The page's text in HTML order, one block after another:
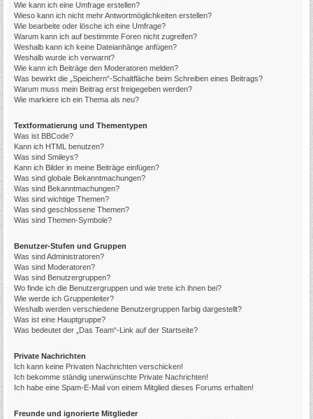
Wie kann ich eine Umfrage erstellen?
Wieso kann ich nicht mehr Antwortmöglichkeiten erstellen?
Wie bearbeite oder lösche ich eine Umfrage?
Warum kann ich auf bestimmte Foren nicht zugreifen?
Weshalb kann ich keine Dateianhänge anfügen?
Weshalb wurde ich verwarnt?
Wie kann ich Beiträge den Moderatoren melden?
Was bewirkt die „Speichern“-Schaltfläche beim Schreiben eines Beitrags?
Warum muss mein Beitrag erst freigegeben werden?
Wie markiere ich ein Thema als neu?
Textformatierung und Thementypen
Was ist BBCode?
Kann ich HTML benutzen?
Was sind Smileys?
Kann ich Bilder in meine Beiträge einfügen?
Was sind globale Bekanntmachungen?
Was sind Bekanntmachungen?
Was sind wichtige Themen?
Was sind geschlossene Themen?
Was sind Themen-Symbole?
Benutzer-Stufen und Gruppen
Was sind Administratoren?
Was sind Moderatoren?
Was sind Benutzergruppen?
Wo finde ich die Benutzergruppen und wie trete ich ihnen bei?
Wie werde ich Gruppenleiter?
Weshalb werden verschiedene Benutzergruppen farbig dargestellt?
Was ist eine Hauptgruppe?
Was bedeutet der „Das Team“-Link auf der Startseite?
Private Nachrichten
Ich kann keine Privaten Nachrichten verschicken!
Ich bekomme ständig unerwünschte Private Nachrichten!
Ich habe eine Spam-E-Mail von einem Mitglied dieses Forums erhalten!
Freunde und ignorierte Mitglieder